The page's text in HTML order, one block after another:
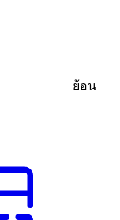
ย้อน